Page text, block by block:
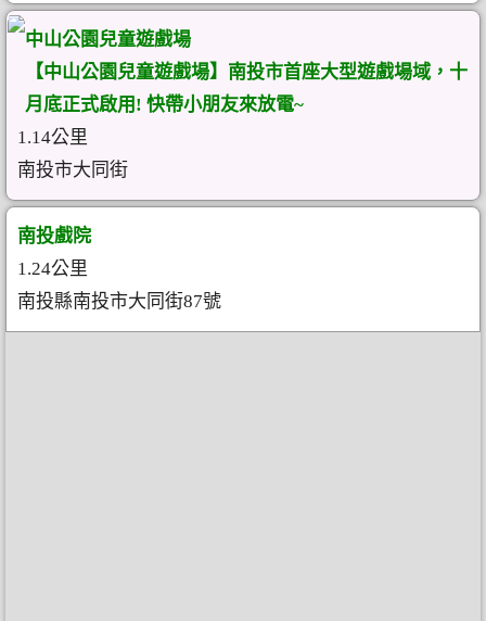
中山公園兒童遊戲場
【中山公園兒童遊戲場】南投市首座大型遊戲場域，十
月底正式啟用! 快帶小朋友來放電~
1.14公里
南投市大同街
南投戲院
1.24公里
南投縣南投市大同街87號